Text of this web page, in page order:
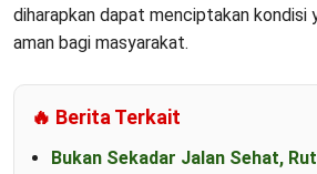
diharapkan dapat menciptakan kondisi
aman bagi masyarakat.
🔥 Berita Terkait
Bukan Sekadar Jalan Sehat,